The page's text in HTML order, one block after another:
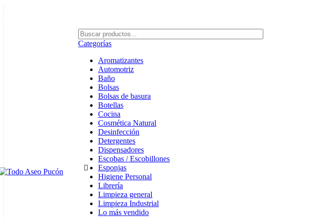
Categorías
Aromatizantes
Automotriz
Baño
Bolsas
Bolsas de basura
Botellas
Cocina
Cosmética Natural
Desinfección
Detergentes
Dispensadores
Escobas / Escobillones
Esponjas
Higiene Personal
Librería
Limpieza general
Limpieza Industrial
Lo más vendido